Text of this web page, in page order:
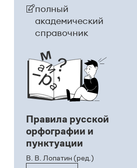
полный
академический
справочник
Правила русской
орфографии и
пунктуации
В. В. Лопатин (ред.)